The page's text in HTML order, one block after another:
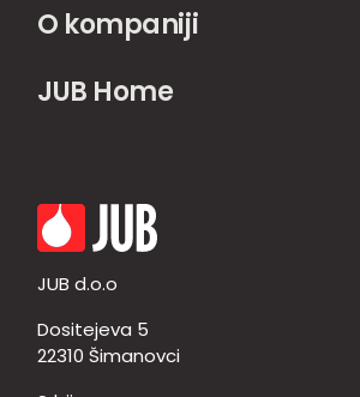
O kompaniji
JUB Home
JUB d.o.o
Dositejeva 5
22310 Šimanovci